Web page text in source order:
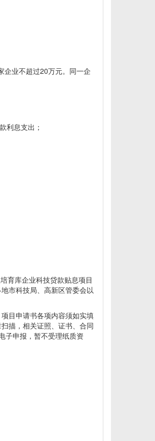
企业不超过20万元。同一企
利息支出；
育库企业科技贷款贴息项目
市科技局、高新区管委会以
目申请书各项内容须如实填
描，相关证照、证书、合同
子申报，暂不受理纸质资